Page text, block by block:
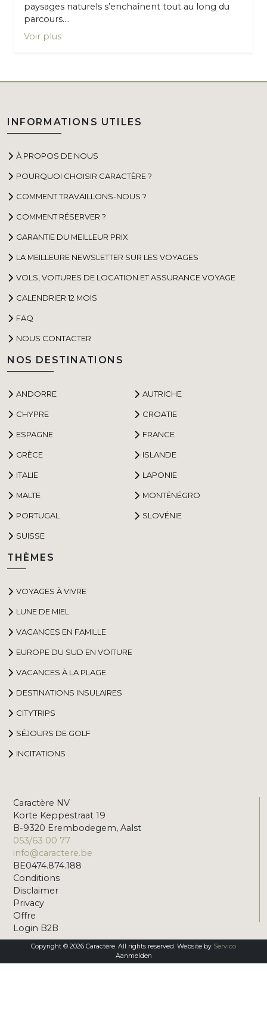
paysages naturels s’enchaînent tout au long du
parcours....
Voir plus
INFORMATIONS UTILES
À PROPOS DE NOUS
POURQUOI CHOISIR CARACTÈRE ?
COMMENT TRAVAILLONS-NOUS ?
COMMENT RÉSERVER ?
GARANTIE DU MEILLEUR PRIX
LA MEILLEURE NEWSLETTER SUR LES VOYAGES
VOLS, VOITURES DE LOCATION ET ASSURANCE VOYAGE
CALENDRIER 12 MOIS
FAQ
NOUS CONTACTER
NOS DESTINATIONS
ANDORRE AUTRICHE
CHYPRE CROATIE
ESPAGNE FRANCE
GRÈCE ISLANDE
ITALIE LAPONIE
MALTE MONTÉNÉGRO
PORTUGAL SLOVÉNIE
SUISSE
THÈMES
VOYAGES À VIVRE
LUNE DE MIEL
VACANCES EN FAMILLE
EUROPE DU SUD EN VOITURE
VACANCES À LA PLAGE
DESTINATIONS INSULAIRES
CITYTRIPS
SÉJOURS DE GOLF
INCITATIONS
Caractère NV
Korte Keppestraat 19
B-9320 Erembodegem, Aalst
053/63 00 77
info@caractere.be
BE0474.874.188
Conditions
Disclaimer
Privacy
Offre
Login B2B
Copyright © 2026 Caractère. All rights reserved. Website by Servico
Aanmelden